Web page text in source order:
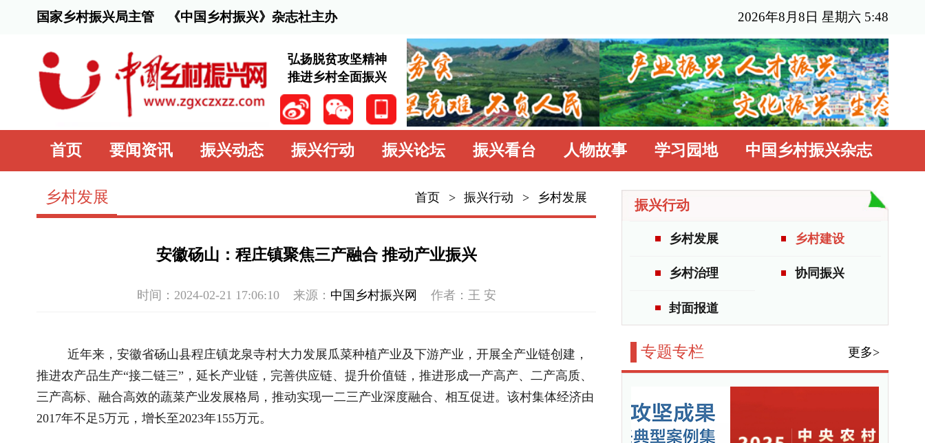
国家乡村振兴局主管 《中国乡村振兴》杂志社主办
推进乡村全面振兴
要闻资讯 振兴行动 振兴论坛 振兴看台 人物故事 学习园地 中国乡村振兴杂志
乡村发展 首页 振兴行动 > 乡村发展
推进农产品生产“接二链三”，延长产业链，完善供应链、提升价值链，推进形成一产高产、二产高质、
乡村发展 乡村建设
乡村治理
更多>